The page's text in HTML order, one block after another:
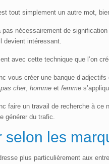
tout simplement un autre mot,
pas nécessairement de
devient intéressant.
avec cette technique que l’on
vous créer une banque
pas cher,hommeetfemme
faire un travail de recherche à
générer du trafic.
selon les
plus particulièrement aux